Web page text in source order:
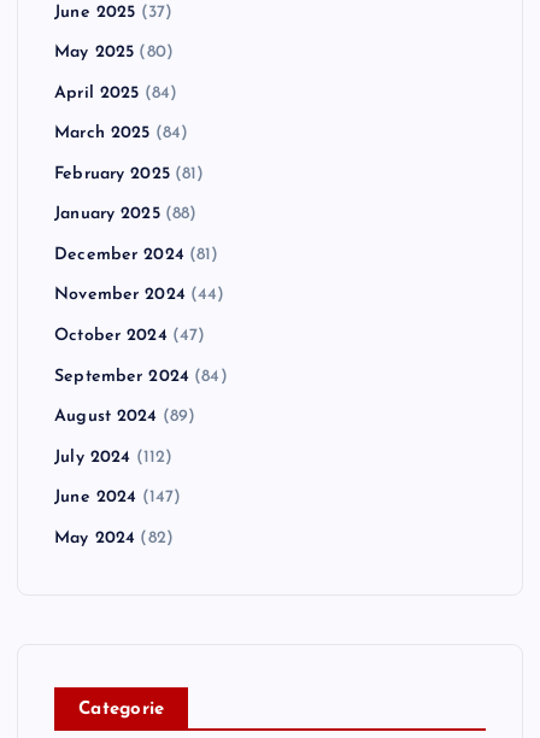
June 2025 (37)
May 2025 (80)
April 2025 (84)
March 2025 (84)
February 2025(81)
January 2025(88)
December 2024 (81)
November 2024 (44)
October 2024 (47)
September 2024 (84)
August 2024 (89)
July 2024 (112)
June 2024 (147)
May 2024 (82)
Categorie